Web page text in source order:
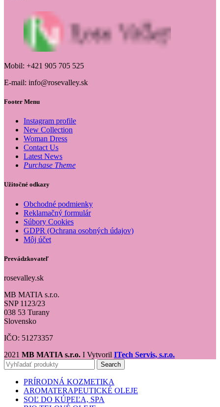
Mobil: +421 905 705 525
E-mail: info@rosevalley.sk
Footer Menu
Instagram profile
New Collection
Woman Dress
Contact Us
Latest News
Purchase Theme
Užitočné odkazy
Obchodné podmienky
Reklamačný formulár
Súbory Cookies
GDPR (Ochrana osobných údajov)
Môj účet
Prevádzkovateľ
rosevalley.sk
MB MATIA s.r.o.
SNP 1123/23
038 53 Turany
Slovensko
IČO: 51273357
2021 MB MATIA s.r.o. I Vytvoril ITech Servis, s.r.o.
Search
PRÍRODNÁ KOZMETIKA
AROMATERAPEUTICKÉ OLEJE
SOĽ DO KÚPEĽA, SPA